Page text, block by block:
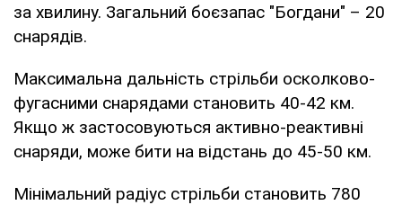
за хвилину. Загальний боєзапас "Богдани" – 20
снарядів.
Максимальна дальність стрільби осколково-
фугасними снарядами становить 40-42 км.
Якщо ж застосовуються активно-реактивні
снаряди, може бити на відстань до 45-50 км.
Мінімальний радіус стрільби становить 780